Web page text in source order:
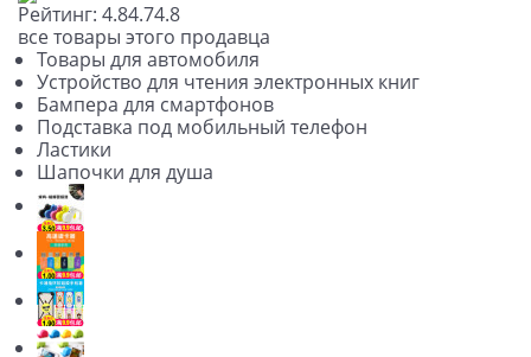
Рейтинг: 4.84.74.8
все товары этого продавца
Товары для автомобиля
Устройство для чтения электронных книг
Бампера для смартфонов
Подставка под мобильный телефон
Ластики
Шапочки для душа